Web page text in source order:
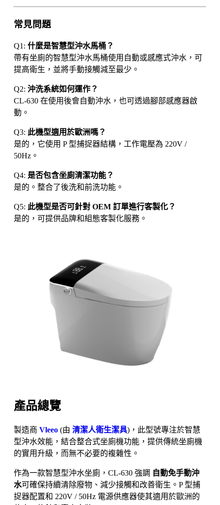
常見問題
Q1: 什麼是智慧型沖水馬桶？
帶有坐廁的智慧型沖水馬桶使用自動或感應式沖水，可
提高衛生，並將手動接觸減至最少。
Q2: 沖洗系統如何運作？
CL-630 在使用後會自動沖水，也可透過腳部感應器啟
動。
Q3: 此機型適用於歐洲嗎？
是的，它使用 P 型捕捉器結構，工作電壓為 220V /
50Hz。
Q4: 是否包含坐廁清潔功能？
是的。整合了後洗和前洗功能。
Q5: 此機型是否可針對 OEM 訂單進行客製化？
是的，可提供品牌和組態客製化服務。
產品總覽
製造商 Vleeo (由 清潔人衛生潔具)，此型號專注於智慧
型沖水效能，結合整合式坐廁機功能，提供傳統坐廁機
的實用升級，而無不必要的複雜性。
作為一款智慧型沖水坐廁，CL-630 強調 自動免手動沖
水可確保持續清除廢物、減少接觸和改善衛生。P 型捕
捉器配置和 220V / 50Hz 電源供應器使其適用於歐洲的